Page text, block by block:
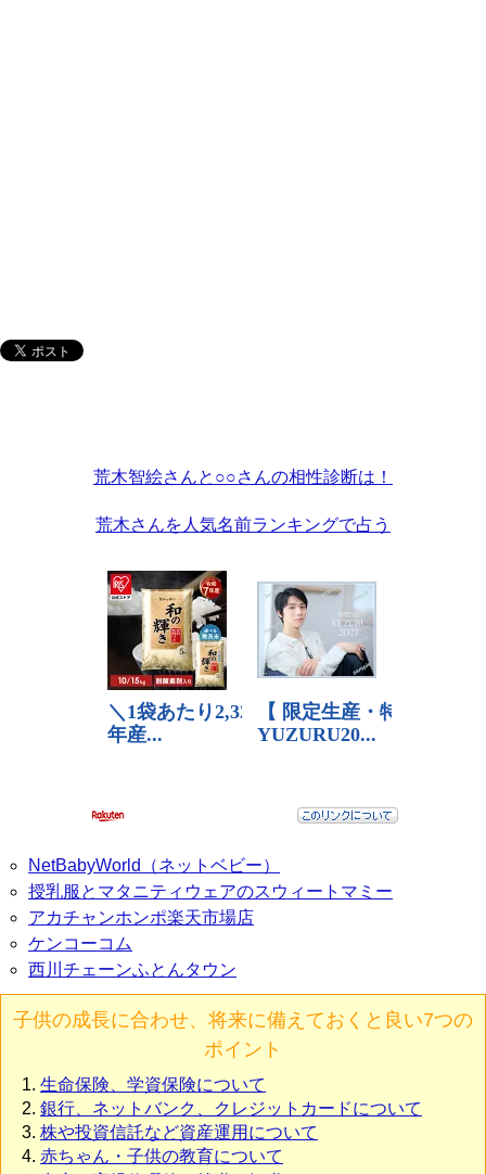
荒木智絵さんと○○さんの相性診断は！
荒木さんを人気名前ランキングで占う
NetBabyWorld（ネットベビー）
授乳服とマタニティウェアのスウィートマミー
アカチャンホンポ楽天市場店
ケンコーコム
西川チェーンふとんタウン
子供の成長に合わせ、将来に備えておくと良い7つの
ポイント
生命保険、学資保険について
銀行、ネットバンク、クレジットカードについて
株や投資信託など資産運用について
赤ちゃん・子供の教育について